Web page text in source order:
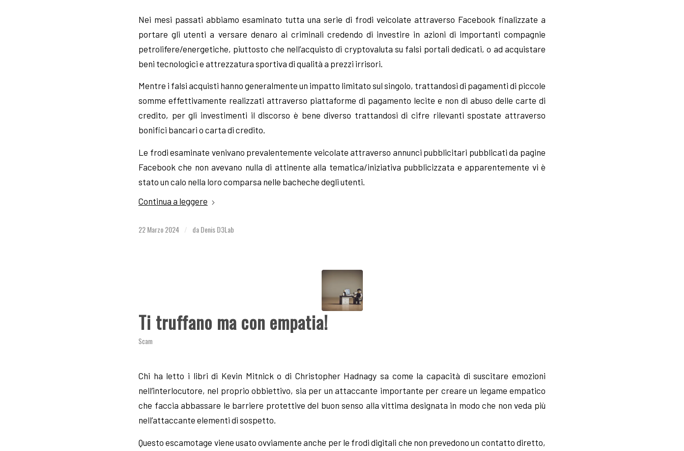
Nei mesi passati abbiamo esaminato tutta una serie di frodi veicolate attraverso Facebook finalizzate a
portare gli utenti a versare denaro ai criminali credendo di investire in azioni di importanti compagnie
petrolifere/energetiche, piuttosto che nell’acquisto di cryptovaluta su falsi portali dedicati, o ad acquistare
beni tecnologici e attrezzatura sportiva di qualità a prezzi irrisori.
Mentre i falsi acquisti hanno generalmente un impatto limitato sul singolo, trattandosi di pagamenti di piccole
somme effettivamente realizzati attraverso piattaforme di pagamento lecite e non di abuso delle carte di
credito, per gli investimenti il discorso è bene diverso trattandosi di cifre rilevanti spostate attraverso
bonifici bancari o carta di credito.
Le frodi esaminate venivano prevalentemente veicolate attraverso annunci pubblicitari pubblicati da pagine
Facebook che non avevano nulla di attinente alla tematica/iniziativa pubblicizzata e apparentemente vi è
stato un calo nella loro comparsa nelle bacheche degli utenti.
Continua a leggere
22 Marzo 2024 / daDenis D3Lab
Ti truffano ma con empatia!
Scam
Chi ha letto i libri di Kevin Mitnick o di Christopher Hadnagy sa come la capacità di suscitare emozioni
nell’interlocutore, nel proprio obbiettivo, sia per un attaccante importante per creare un legame empatico
che faccia abbassare le barriere protettive del buon senso alla vittima designata in modo che non veda più
nell’attaccante elementi di sospetto.
Questo escamotage viene usato ovviamente anche per le frodi digitali che non prevedono un contatto diretto,